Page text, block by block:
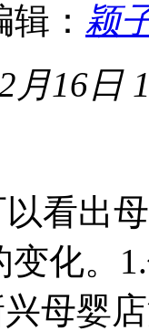
： 颖
月16日
看出
变化。
母婴